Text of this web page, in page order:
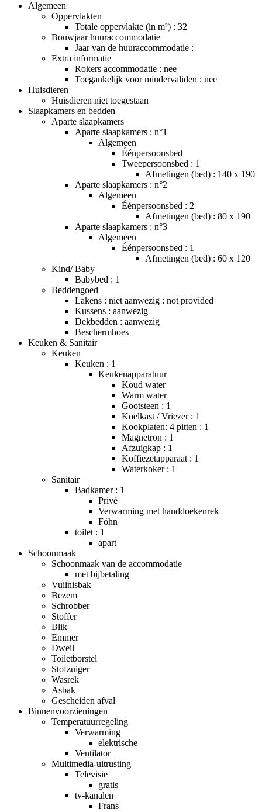
Algemeen
Oppervlakten
Totale oppervlakte (in m²) : 32
Bouwjaar huuraccommodatie
Jaar van de huuraccommodatie :
Extra informatie
Rokers accommodatie : nee
Toegankelijk voor mindervaliden : nee
Huisdieren
Huisdieren niet toegestaan
Slaapkamers en bedden
Aparte slaapkamers
Aparte slaapkamers : n°1
Algemeen
Éénpersoonsbed
Tweepersoonsbed : 1
Afmetingen (bed) : 140 x 190
Aparte slaapkamers : n°2
Algemeen
Éénpersoonsbed : 2
Afmetingen (bed) : 80 x 190
Aparte slaapkamers : n°3
Algemeen
Éénpersoonsbed : 1
Afmetingen (bed) : 60 x 120
Kind/ Baby
Babybed : 1
Beddengoed
Lakens : niet aanwezig : not provided
Kussens : aanwezig
Dekbedden : aanwezig
Beschermhoes
Keuken & Sanitair
Keuken
Keuken : 1
Keukenapparatuur
Koud water
Warm water
Gootsteen : 1
Koelkast / Vriezer : 1
Kookplaten: 4 pitten : 1
Magnetron : 1
Afzuigkap : 1
Koffiezetapparaat : 1
Waterkoker : 1
Sanitair
Badkamer : 1
Privé
Verwarming met handdoekenrek
Föhn
toilet : 1
apart
Schoonmaak
Schoonmaak van de accommodatie
met bijbetaling
Vuilnisbak
Bezem
Schrobber
Stoffer
Blik
Emmer
Dweil
Toiletborstel
Stofzuiger
Wasrek
Asbak
Gescheiden afval
Binnenvoorzieningen
Temperatuurregeling
Verwarming
elektrische
Ventilator
Multimedia-uitrusting
Televisie
gratis
tv-kanalen
Frans